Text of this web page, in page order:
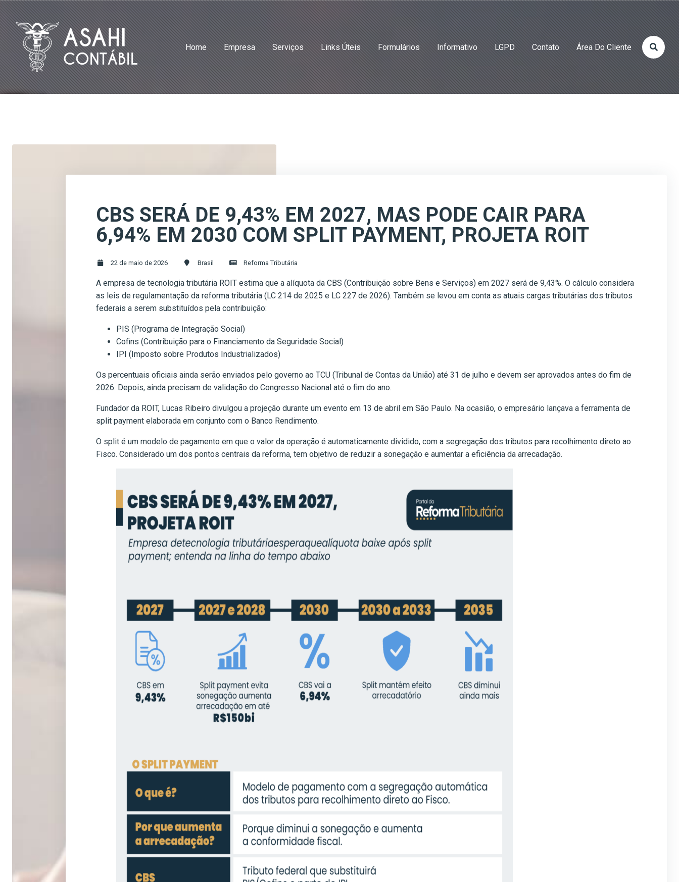
Home Empresa Serviços Links Úteis Formulários Informativo LGPD Contato Área Do Cliente
CBS SERÁ DE 9,43% EM 2027, MAS PODE CAIR PARA
6,94% EM 2030 COM SPLIT PAYMENT, PROJETA ROIT
22 de maio de 2026 Brasil Reforma Tributária
A empresa de tecnologia tributária ROIT estima que a alíquota da CBS (Contribuição sobre Bens e Serviços) em 2027 será de 9,43%. O cálculo considera
as leis de regulamentação da reforma tributária (LC 214 de 2025 e LC 227 de 2026). Também se levou em conta as atuais cargas tributárias dos tributos
federais a serem substituídos pela contribuição:
PIS (Programa de Integração Social)
Cofins (Contribuição para o Financiamento da Seguridade Social)
IPI (Imposto sobre Produtos Industrializados)
Os percentuais oficiais ainda serão enviados pelo governo ao TCU (Tribunal de Contas da União) até 31 de julho e devem ser aprovados antes do fim de
2026. Depois, ainda precisam de validação do Congresso Nacional até o fim do ano.
Fundador da ROIT, Lucas Ribeiro divulgou a projeção durante um evento em 13 de abril em São Paulo. Na ocasião, o empresário lançava a ferramenta de
split payment elaborada em conjunto com o Banco Rendimento.
O split é um modelo de pagamento em que o valor da operação é automaticamente dividido, com a segregação dos tributos para recolhimento direto ao
Fisco. Considerado um dos pontos centrais da reforma, tem objetivo de reduzir a sonegação e aumentar a eficiência da arrecadação.